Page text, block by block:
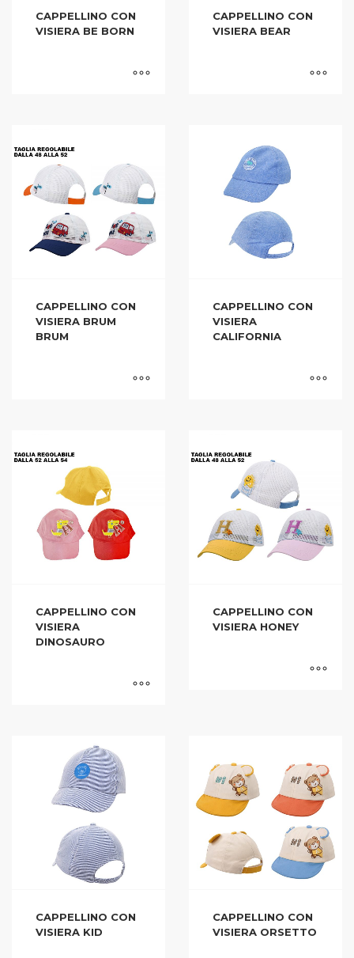
CAPPELLINO CON
VISIERA BE BORN
CAPPELLINO CON
VISIERA BEAR
CAPPELLINO CON
VISIERA BRUM
BRUM
CAPPELLINO CON
VISIERA
CALIFORNIA
CAPPELLINO CON
VISIERA
DINOSAURO
CAPPELLINO CON
VISIERA HONEY
CAPPELLINO CON
VISIERA KID
CAPPELLINO CON
VISIERA ORSETTO